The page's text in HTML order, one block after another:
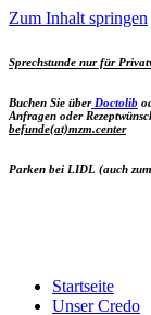
Zum Inhalt springen
Sprechstunde nur für
Buchen Sie überDoctolib
Anfragen oder
befunde(at)mzm.center
Parken bei LIDL (auch
Startseite
Unser Credo